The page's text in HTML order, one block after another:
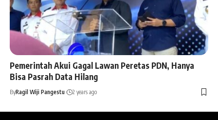
Pemerintah Akui Gagal Lawan Peretas PDN, Hanya
Bisa Pasrah Data Hilang
ByRagil Wiji Pangestu 2 years ago